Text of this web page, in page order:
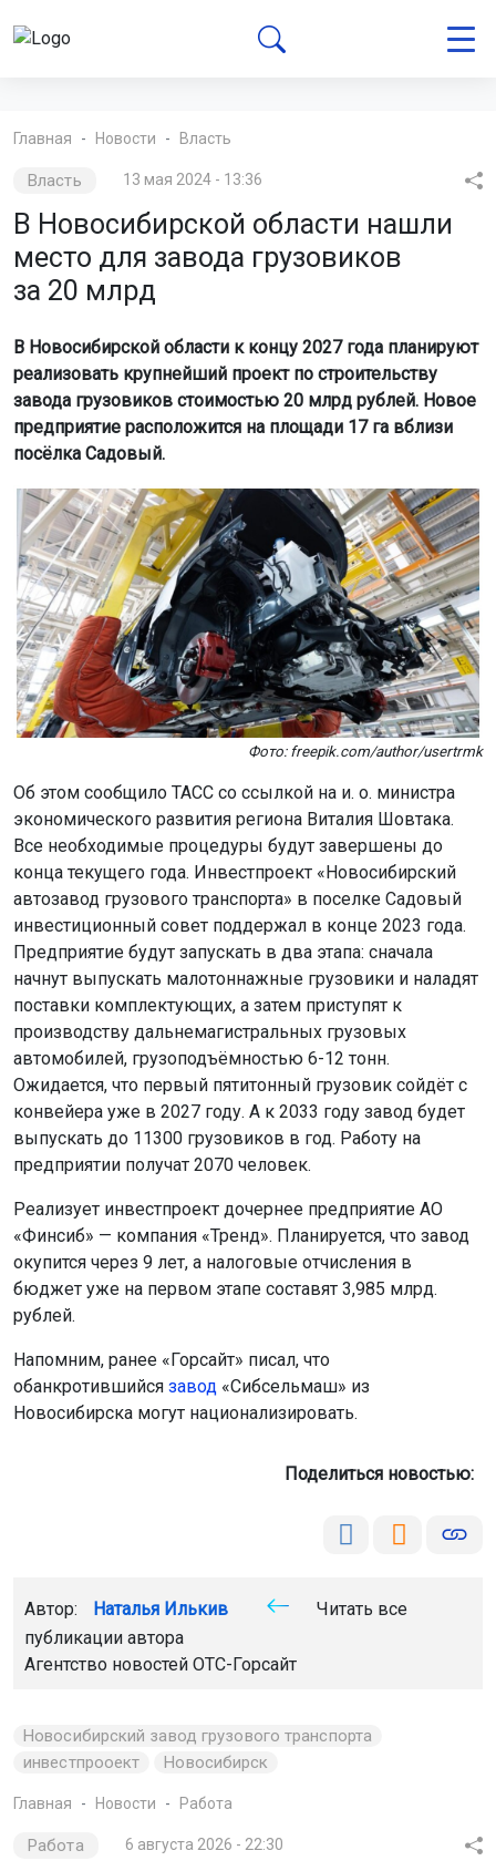
Главная Новости Власть
Власть 13 мая 2024 - 13:36
В Новосибирской области нашли
место для завода грузовиков
за 20 млрд
В Новосибирской области к концу 2027 года планируют
реализовать крупнейший проект по строительству
завода грузовиков стоимостью 20 млрд рублей. Новое
предприятие расположится на площади 17 га вблизи
посёлка Садовый.
Фото: freepik.com/author/usertrmk
Об этом сообщило ТАСС со ссылкой на и. о. министра
экономического развития региона Виталия Шовтака.
Все необходимые процедуры будут завершены до
конца текущего года. Инвестпроект «Новосибирский
автозавод грузового транспорта» в поселке Садовый
инвестиционный совет поддержал в конце 2023 года.
Предприятие будут запускать в два этапа: сначала
начнут выпускать малотоннажные грузовики и наладят
поставки комплектующих, а затем приступят к
производству дальнемагистральных грузовых
автомобилей, грузоподъёмностью 6-12 тонн.
Ожидается, что первый пятитонный грузовик сойдёт с
конвейера уже в 2027 году. А к 2033 году завод будет
выпускать до 11300 грузовиков в год. Работу на
предприятии получат 2070 человек.
Реализует инвестпроект дочернее предприятие АО
«Финсиб» — компания «Тренд». Планируется, что завод
окупится через 9 лет, а налоговые отчисления в
бюджет уже на первом этапе составят 3,985 млрд.
рублей.
Напомним, ранее «Горсайт» писал, что
обанкротившийся завод «Сибсельмаш» из
Новосибирска могут национализировать.
Поделиться новостью:
Автор: Наталья Илькив
Читать все
публикации автора
Агентство новостей ОТС-Горсайт
Новосибирский завод грузового транспорта
инвестпрооект
Новосибирск
Главная Новости Работа
Работа 6 августа 2026 - 22:30